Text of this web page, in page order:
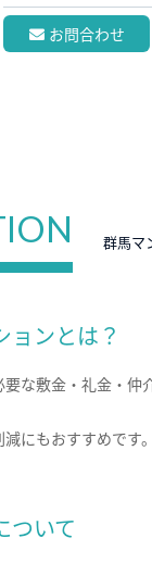
お問合わせ
群馬マ
ョンとは？
な敷金・礼金・仲
にもおすすめです。
ついて